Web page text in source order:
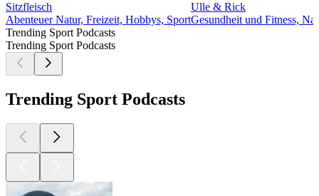
Sitzfleisch
Abenteuer Natur, Freizeit, Hobbys, Sport
Ulle & Rick
Gesundheit und Fitness,
Trending Sport Podcasts
Trending Sport Podcasts
Trending Sport Podcasts